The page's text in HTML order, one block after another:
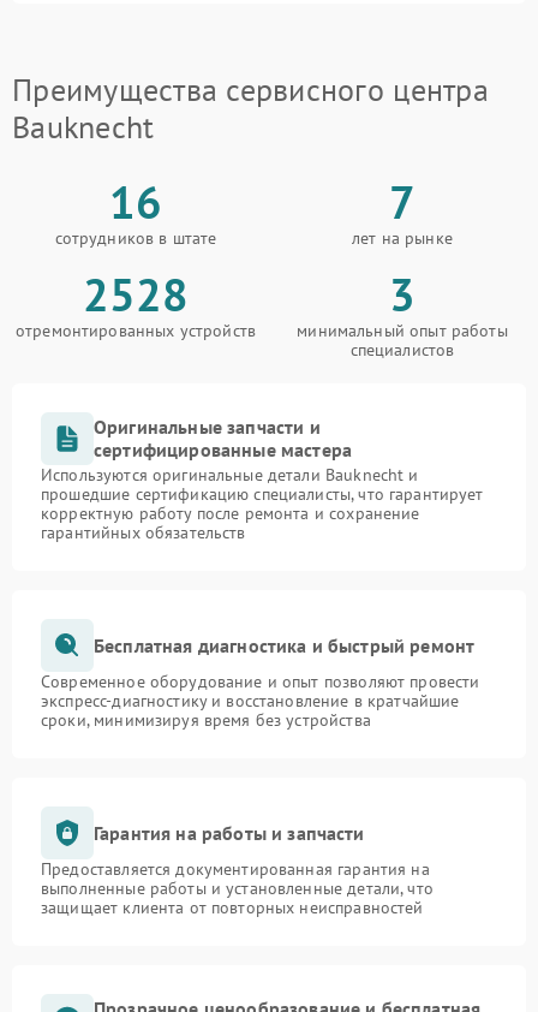
Преимущества сервисного центра
Bauknecht
16
сотрудников в штате
7
лет на рынке
2528
отремонтированных устройств
3
минимальный опыт работы
специалистов
Оригинальные запчасти и
сертифицированные мастера
Используются оригинальные детали Bauknecht и
прошедшие сертификацию специалисты, что гарантирует
корректную работу после ремонта и сохранение
гарантийных обязательств
Бесплатная диагностика и быстрый ремонт
Современное оборудование и опыт позволяют провести
экспресс-диагностику и восстановление в кратчайшие
сроки, минимизируя время без устройства
Гарантия на работы и запчасти
Предоставляется документированная гарантия на
выполненные работы и установленные детали, что
защищает клиента от повторных неисправностей